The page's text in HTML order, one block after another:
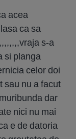
acea
ca sa
s-a
si planga
celor doi
sau nu a facut
dar
nici nu mai
e de datoria